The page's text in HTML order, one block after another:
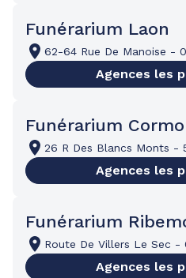
Funérarium Laon
62-64 Rue De Manoise -
Agences les
Funérarium
26 R Des Blancs Monts -
Agences les
Funérarium
Route De Villers Le Sec -
Agences les